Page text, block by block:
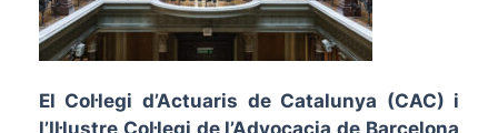
El Col·legi d’Actuaris de Catalunya (CAC) i
l’Il·lustre Col·legi de l’Advocacia de Barcelona